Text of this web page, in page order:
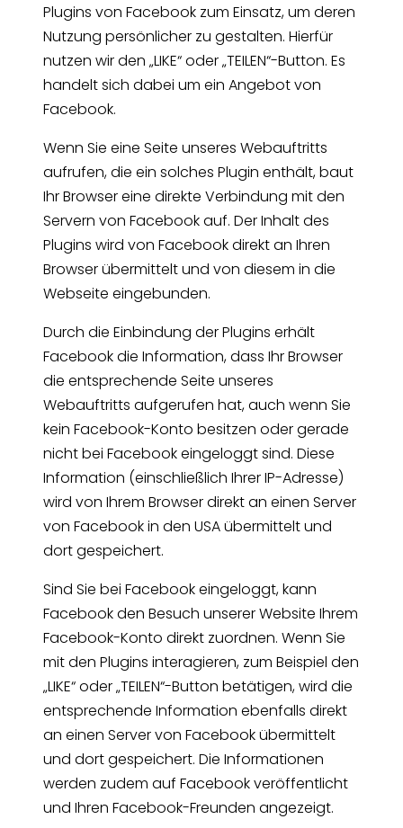
Plugins von Facebook zum Einsatz, um deren
Nutzung persönlicher zu gestalten. Hierfür
nutzen wir den „LIKE“ oder „TEILEN“-Button. Es
handelt sich dabei um ein Angebot von
Facebook.
Wenn Sie eine Seite unseres Webauftritts
aufrufen, die ein solches Plugin enthält, baut
Ihr Browser eine direkte Verbindung mit den
Servern von Facebook auf. Der Inhalt des
Plugins wird von Facebook direkt an Ihren
Browser übermittelt und von diesem in die
Webseite eingebunden.
Durch die Einbindung der Plugins erhält
Facebook die Information, dass Ihr Browser
die entsprechende Seite unseres
Webauftritts aufgerufen hat, auch wenn Sie
kein Facebook-Konto besitzen oder gerade
nicht bei Facebook eingeloggt sind. Diese
Information (einschließlich Ihrer IP-Adresse)
wird von Ihrem Browser direkt an einen Server
von Facebook in den USA übermittelt und
dort gespeichert.
Sind Sie bei Facebook eingeloggt, kann
Facebook den Besuch unserer Website Ihrem
Facebook-Konto direkt zuordnen. Wenn Sie
mit den Plugins interagieren, zum Beispiel den
„LIKE“ oder „TEILEN“-Button betätigen, wird die
entsprechende Information ebenfalls direkt
an einen Server von Facebook übermittelt
und dort gespeichert. Die Informationen
werden zudem auf Facebook veröffentlicht
und Ihren Facebook-Freunden angezeigt.